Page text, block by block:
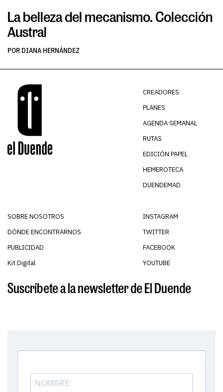
La belleza del mecanismo. Colección
Austral
POR DIANA HERNÁNDEZ
CREADORES
PLANES
AGENDA SEMANAL
RUTAS
EDICIÓN PAPEL
HEMEROTECA
DUENDEMAD
SOBRE NOSOTROS
DÓNDE ENCONTRARNOS
PUBLICIDAD
Kit Digital
INSTAGRAM
TWITTER
FACEBOOK
YOUTUBE
Suscríbete a la newsletter de El Duende